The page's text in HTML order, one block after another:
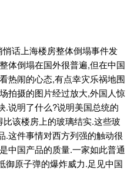
话上海楼房整体倒塌事件发
体倒塌在国外很普遍,但在中国
热闹的心态,有点幸灾乐祸地围
拍摄的图片经过放大,外国人惊
.说明了什么?说明美国总统的
该楼房上的玻璃结实.这些玻
.这件事情对西方列强的触动很
中国产品的质量.一家如此普通
御原子弹的爆炸威力.足见中国